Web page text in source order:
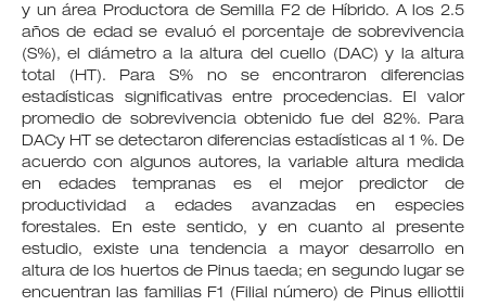
y un área Productora de Semilla F2 de Híbrido. A los 2.5
años de edad se evaluó el porcentaje de sobrevivencia
(S%), el diámetro a la altura del cuello (DAC) y la altura
total (HT). Para S% no se encontraron diferencias
estadísticas significativas entre procedencias. El valor
promedio de sobrevivencia obtenido fue del 82%. Para
DACy HT se detectaron diferencias estadísticas al 1 %. De
acuerdo con algunos autores, la variable altura medida
en edades tempranas es el mejor predictor de
productividad a edades avanzadas en especies
forestales. En este sentido, y en cuanto al presente
estudio, existe una tendencia a mayor desarrollo en
altura de los huertos de Pinus taeda; en segundo lugar se
encuentran las familias F1 (Filial número) de Pinus elliottii